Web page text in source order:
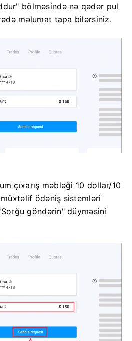
bölməsində nə qədər pul
məlumat tapa bilərsiniz.
çıxarış məbləği 10 dollar/10
ödəniş sistemləri
göndərin" düyməsini